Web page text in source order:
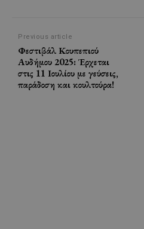
Previous article
Φεστιβάλ Κουπεπιού
Αυδήμου 2025: Έρχεται
στις 11 Ιουλίου με γεύσεις,
παράδοση και κουλτούρα!